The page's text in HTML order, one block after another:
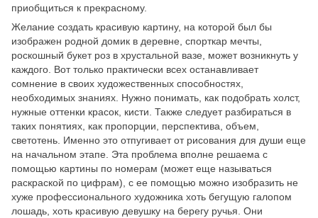
приобщиться к прекрасному.
Желание создать красивую картину, на которой был бы
изображен родной домик в деревне, спорткар мечты,
роскошный букет роз в хрустальной вазе, может возникнуть у
каждого. Вот только практически всех останавливает
сомнение в своих художественных способностях,
необходимых знаниях. Нужно понимать, как подобрать холст,
нужные оттенки красок, кисти. Также следует разбираться в
таких понятиях, как пропорции, перспектива, объем,
светотень. Именно это отпугивает от рисования для души еще
на начальном этапе. Эта проблема вполне решаема с
помощью картины по номерам (может еще называться
раскраской по цифрам), с ее помощью можно изобразить не
хуже профессионального художника хоть бегущую галопом
лошадь, хоть красивую девушку на берегу ручья. Они